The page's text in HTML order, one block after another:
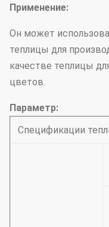
Применение:
Он может
теплицы для
качестве теплицы
цветов.
Параметр:
Спецификации